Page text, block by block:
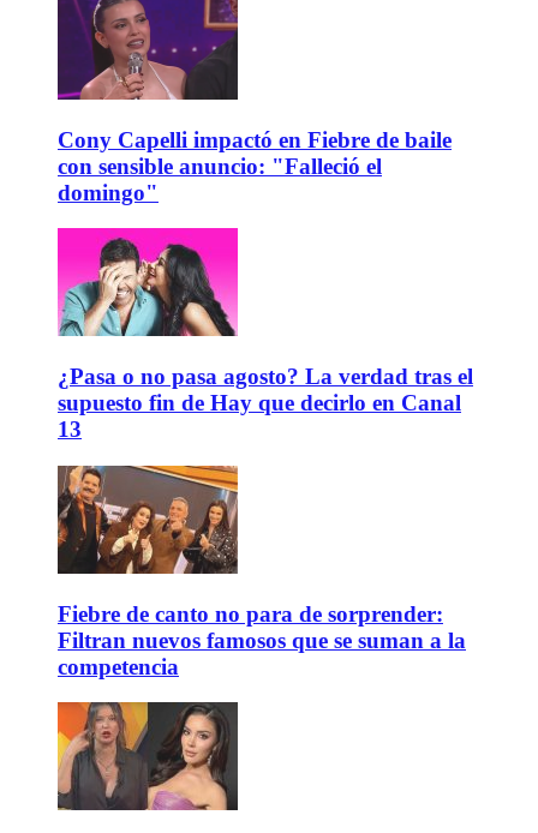
Cony Capelli impactó en Fiebre de baile
con sensible anuncio: "Falleció el
domingo"
¿Pasa o no pasa agosto? La verdad tras el
supuesto fin de Hay que decirlo en Canal
13
Fiebre de canto no para de sorprender:
Filtran nuevos famosos que se suman a la
competencia